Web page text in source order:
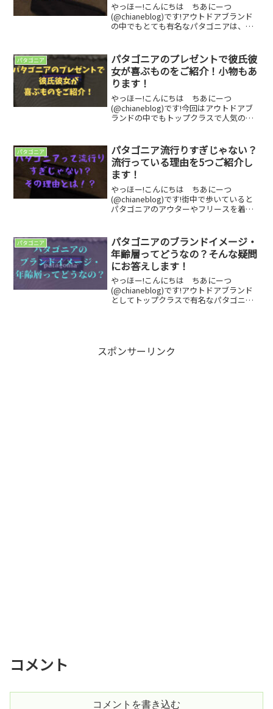
やっほー!こんにちは ちあにーつ
(@chianeblog)です!アウトドアブランド
の中でもとても有名なパタゴニアは、高
ウトドア製品だけでなく、ビールも提供
しているのです...
パタゴニア
パタゴニアのプレゼントで彼氏彼
女が喜ぶものをご紹介！小物もあ
ります！
やっほー!こんにちは ちあにーつ
(@chianeblog)です!今回はアウトドアブ
ランドの中でもトップクラスで人気のあ
後まで読んでいただけるとこれをプレゼ
ントすればいい...
パタゴニア
パタゴニア流行りすぎじゃない？
流行っている理由を5つご紹介し
ます！
やっほー!こんにちは ちあにーつ
(@chianeblog)です!街中で歩いていると
パタゴニアのアウターやフリースを着て
になりますよね。そこで今回は、パタゴ
ニアがなぜ流行...
パタゴニア
パタゴニアのブランドイメージ・
年齢層ってどうなの？そんな疑問
にお答えします！
やっほー!こんにちは ちあにーつ
(@chianeblog)です!アウトドアブランド
としてトップクラスで有名なパタゴニア
スポンサーリンク
コメント
コメントを書き込む